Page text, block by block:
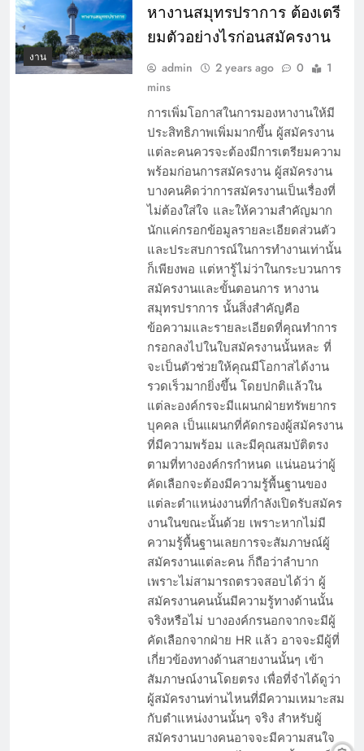
งาน
หางานสมุทรปราการ ต้องเตรี
ยมตัวอย่างไรก่อนสมัครงาน
admin 2 years ago 0
1
mins
การเพิ่มโอกาสในการมองหางานให้มี
ประสิทธิภาพเพิ่มมากขึ้น ผู้สมัครงาน
แต่ละคนควรจะต้องมีการเตรียมความ
พร้อมก่อนการสมัครงาน ผู้สมัครงาน
บางคนคิดว่าการสมัครงานเป็นเรื่องที่
ไม่ต้องใส่ใจ และให้ความสำคัญมาก
นักแค่กรอกข้อมูลรายละเอียดส่วนตัว
และประสบการณ์ในการทำงานเท่านั้น
ก็เพียงพอ แต่หารู้ไม่ว่าในกระบวนการ
สมัครงานและขั้นตอนการ หางาน
สมุทรปราการ นั้นสิ่งสำคัญคือ
ข้อความและรายละเอียดที่คุณทำการ
กรอกลงไปในใบสมัครงานนั้นหละ ที่
จะเป็นตัวช่วยให้คุณมีโอกาสได้งาน
รวดเร็วมากยิ่งขึ้น โดยปกติแล้วใน
แต่ละองค์กรจะมีแผนกฝ่ายทรัพยากร
บุคคล เป็นแผนกที่คัดกรองผู้สมัครงาน
ที่มีความพร้อม และมีคุณสมบัติตรง
ตามที่ทางองค์กรกำหนด แน่นอนว่าผู้
คัดเลือกจะต้องมีความรู้พื้นฐานของ
แต่ละตำแหน่งงานที่กำลังเปิดรับสมัคร
งานในขณะนั้นด้วย เพราะหากไม่มี
ความรู้พื้นฐานเลยการจะสัมภาษณ์ผู้
สมัครงานแต่ละคน ก็ถือว่าลำบาก
เพราะไม่สามารถตรวจสอบได้ว่า ผู้
สมัครงานคนนั้นมีความรู้ทางด้านนั้น
จริงหรือไม่ บางองค์กรนอกจากจะมีผู้
คัดเลือกจากฝ่าย HR แล้ว อาจจะมีผู้ที่
เกี่ยวข้องทางด้านสายงานนั้นๆ เข้า
สัมภาษณ์งานโดยตรง เพื่อที่จำได้ดูว่า
ผู้สมัครงานท่านไหนที่มีความเหมาะสม
กับตำแหน่งงานนั้นๆ จริง สำหรับผู้
สมัครงานบางคนอาจจะมีความสนใจ